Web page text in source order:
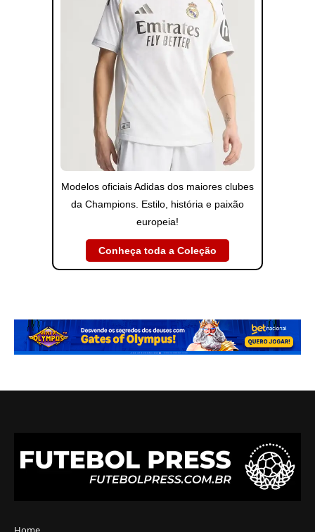
Modelos oficiais Adidas dos maiores clubes
da Champions. Estilo, história e paixão
europeia!
Conheça toda a Coleção